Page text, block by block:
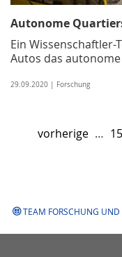
Autonome
Ein
Autos das
29.09.2020 | Forschung
vorherige … 15
TEAM FORSCHUNG UND